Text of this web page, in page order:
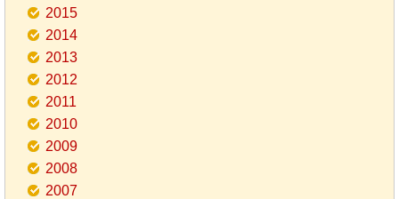
2015
2014
2013
2012
2011
2010
2009
2008
2007